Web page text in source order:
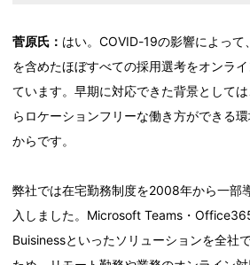
菅原氏： はい。COVID-19の影響によって
を含めたほぼすべての採用選考をオンラ
ています。早期に対応できた背景として
らロケーションフリーな働き方ができる
からです。
弊社では在宅勤務制度を2008年から一部
入しました。Microsoft Teams・
Buisinessといったソリューションを全社